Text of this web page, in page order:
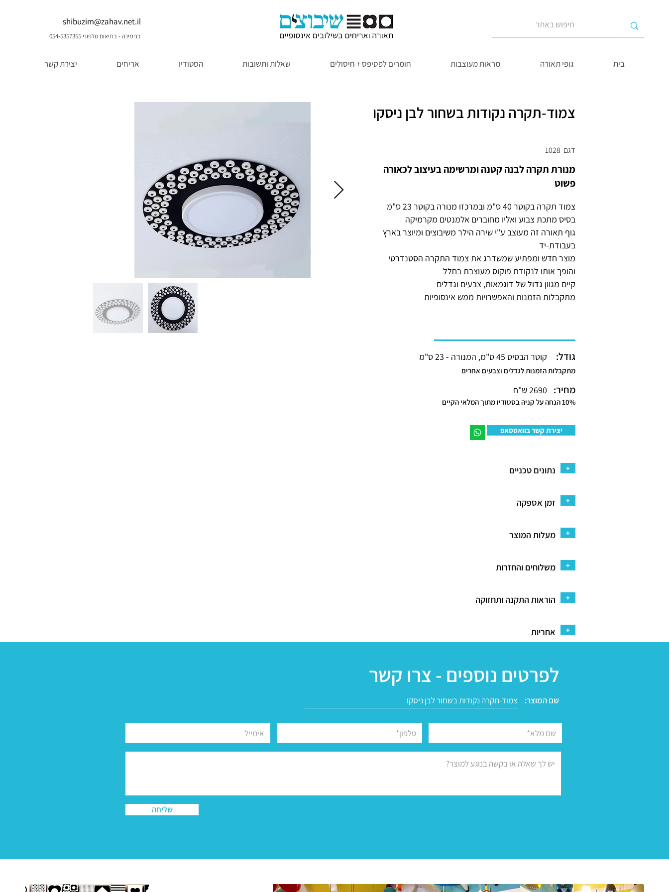
shibuzim@zahav.net.il
בנימינה - בתיאום טלפוני 054-5357355
בית גופי תאורה מראות מעוצבות חומרים לפסיפס + חיסולים שאלות ותשובות הסטודיו אריחים יצירת קשר
צמוד-תקרה נקודות בשחור לבן ניסקו
1028 דגם
מנורת תקרה לבנה קטנה ומרשימה בעיצוב לכאורה
פשוט
צמוד תקרה בקוטר 40 ס"מ ובמרכזו מנורה בקוטר 23 ס"מ
בסיס מתכת צבוע ואליו מחוברים אלמנטים מקרמיקה
גוף תאורה זה מעוצב ע"י שירה הילר משיבוצים ומיוצר בארץ
בעבודת-יד
מוצר חדש ומפתיע שמשדרג את צמוד התקרה הסטנדרטי
והופך אותו לנקודת פוקוס מעוצבת בחלל
קיים מגוון גדול של דוגמאות, צבעים וגדלים
מתקבלות הזמנות והאפשרויות ממש אינסופיות
קוטר הבסיס 45 ס"מ, המנורה - 23 ס"מ גודל:
מתקבלות הזמנות לגדלים וצבעים אחרים
2690 ש"ח מחיר:
10% הנחה על קניה בסטודיו מתוך המלאי הקיים
יצירת קשר בוואטסאפ
נתונים טכניים +
זמן אספקה +
מעלות המוצר +
משלוחים והחזרות +
הוראות התקנה ותחזוקה +
אחריות +
לפרטים נוספים - צרו קשר
שם המוצר:
שליחה